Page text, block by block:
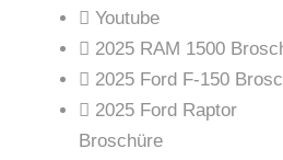
Youtube
2025 RAM 1500
2025 Ford F-150
2025 Ford Raptor
Broschüre